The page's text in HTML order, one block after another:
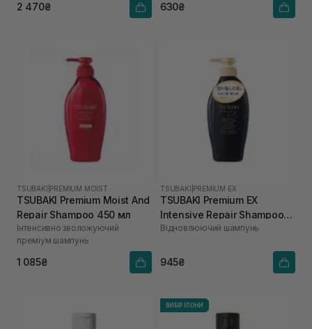
2 470₴ 630₴
TSUBAKI PREMIUM MOIST
TSUBAKI Premium Moist And
Repair Shampoo 450 мл
Інтенсивно зволожуючий
преміум шампунь
1 085₴
TSUBAKI PREMIUM EX
TSUBAKI Premium EX
Intensive Repair Shampoo
450 мл
Відновлюючий шампунь
945₴
ВИБІР ІЛОНИ